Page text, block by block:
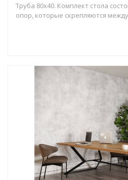
Труба 80х40. Комплект стола
опор, которые скрепляются